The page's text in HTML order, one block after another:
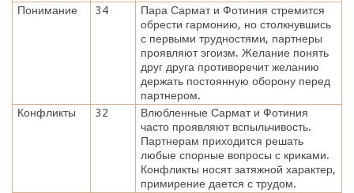
Понимание
34
Пара Сармат и Фотиния стремится
обрести гармонию, но столкнувшись
с первыми трудностями, партнеры
проявляют эгоизм. Желание понять
друг друга противоречит желанию
держать постоянную оборону перед
партнером.
Конфликты
32
Влюбленные Сармат и Фотиния
часто проявляют вспыльчивость.
Партнерам приходится решать
любые спорные вопросы с криками.
Конфликты носят затяжной характер,
примирение дается с трудом.